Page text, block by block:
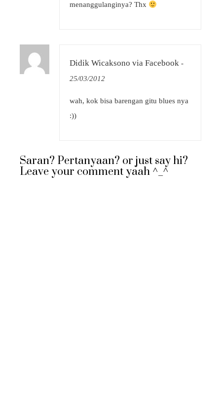
menanggulanginya? Thx
Didik Wicaksono via Facebook -
25/03/2012
wah, kok bisa barengan gitu blues nya
:))
Saran? Pertanyaan? or just say hi?
Leave your comment yaah ^_^